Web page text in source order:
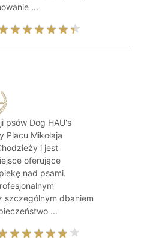
...
psów Dog HAU's
Placu Mikołaja
i jest
oferujące
nad psami.
szczególnym dbaniem
...